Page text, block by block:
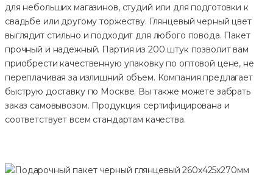
для небольших магазинов, студий или для подготовки к
свадьбе или другому торжеству. Глянцевый черный цвет
выглядит стильно и подходит для любого повода. Пакет
прочный и надежный. Партия из 200 штук позволит вам
приобрести качественную упаковку по оптовой цене, не
переплачивая за излишний объем. Компания предлагает
быструю доставку по Москве. Вы также можете забрать
заказ самовывозом. Продукция сертифицирована и
соответствует всем стандартам качества.